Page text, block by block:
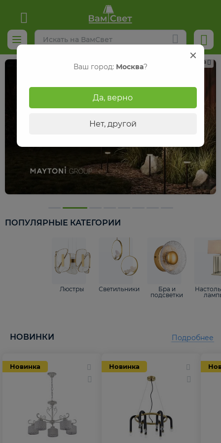
Реклама
ПОПУЛЯРНЫЕ КАТЕГОРИИ
Люстры Светильники
Бра и
подсветки
НОВИНКИ
Новинка Новинка
Подробнее
Ваш город: Москва?
Да, верно
Нет, другой